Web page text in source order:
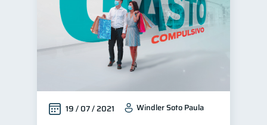
19 / 07 / 2021 Windler Soto Paula